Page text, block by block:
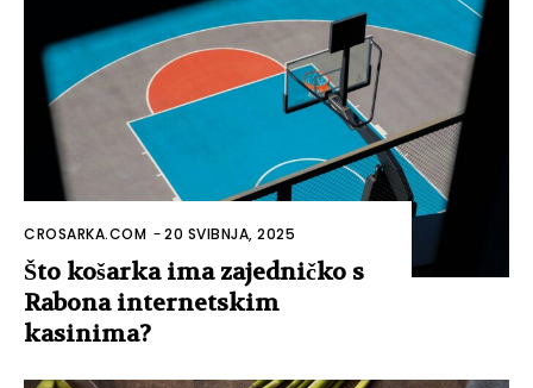
CROSARKA.COM -20 SVIBNJA, 2025
Što košarka ima zajedničko s
Rabona internetskim
kasinima?